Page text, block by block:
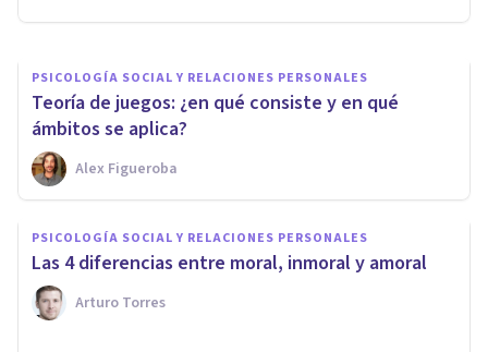
PSICOLOGÍA SOCIAL Y RELACIONES PERSONALES
Teoría de juegos: ¿en qué consiste y en qué
ámbitos se aplica?
Alex Figueroba
PSICOLOGÍA SOCIAL Y RELACIONES PERSONALES
Las 4 diferencias entre moral, inmoral y amoral
Arturo Torres